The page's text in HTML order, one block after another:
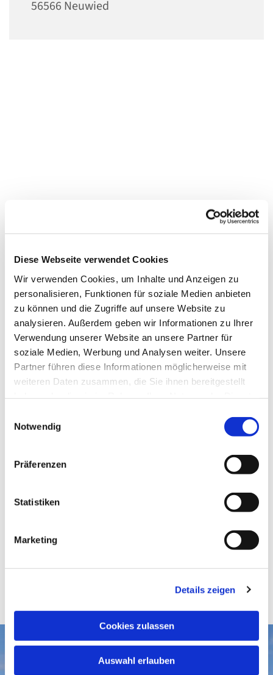
Diese Webseite verwendet Cookies
Wir verwenden Cookies, um Inhalte und Anzeigen zu
personalisieren, Funktionen für soziale Medien anbieten
zu können und die Zugriffe auf unsere Website zu
analysieren. Außerdem geben wir Informationen zu Ihrer
Verwendung unserer Website an unsere Partner für
soziale Medien, Werbung und Analysen weiter. Unsere
Partner führen diese Informationen möglicherweise mit
weiteren Daten zusammen, die Sie ihnen bereitgestellt
Notwendig
Präferenzen
Statistiken
Marketing
Details zeigen
Cookies zulassen
Auswahl erlauben
56566 Neuwied
Dies könnte Sie auch interessieren